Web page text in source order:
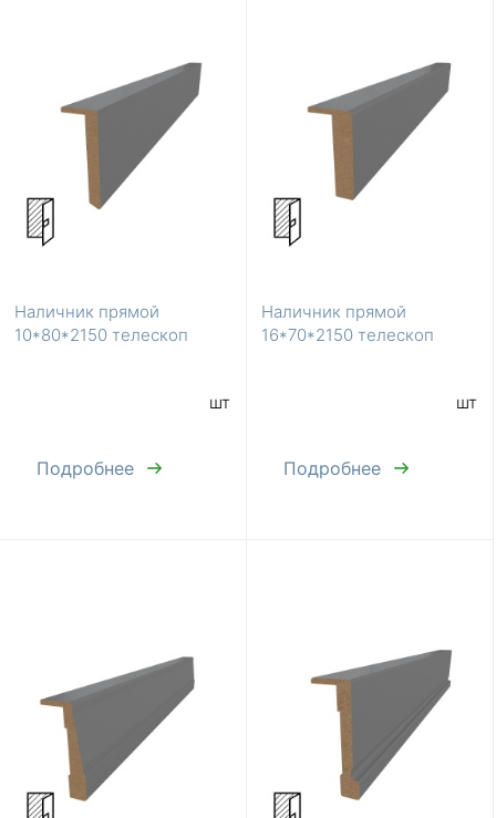
Наличник прямой
10*80*2150 телескоп
шт
Подробнее
Наличник прямой
16*70*2150 телескоп
шт
Подробнее